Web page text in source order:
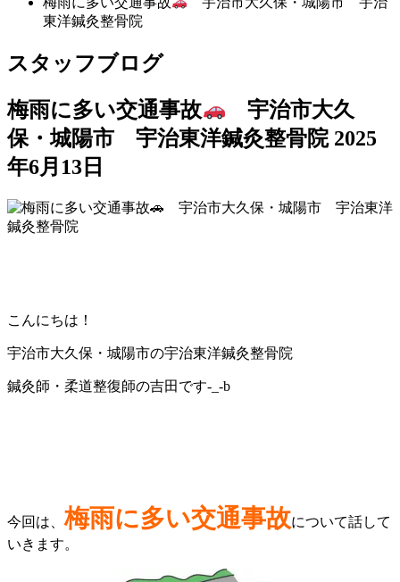
東洋鍼灸整骨院
スタッフブログ
梅雨に多い交通事故
宇治市大久
保・城陽市 宇治東洋鍼灸整骨院 2025
年6月13日
こんにちは！
宇治市大久保・城陽市の宇治東洋鍼灸整骨院
鍼灸師・柔道整復師の吉田です-_-b
今回は、梅雨に多い交通事故について話して
いきます。